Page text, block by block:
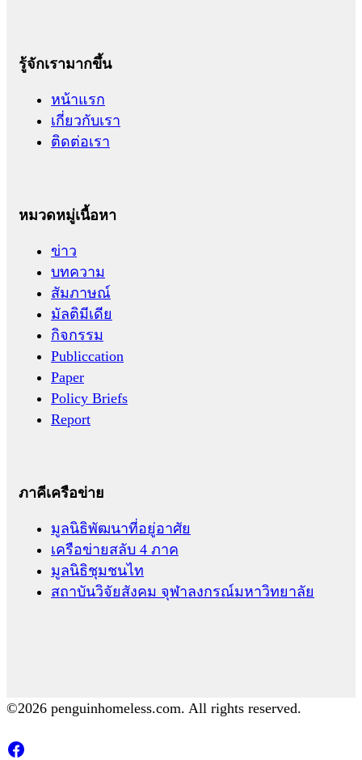
รู้จักเรามากขึ้น
หน้าแรก
เกี่ยวกับเรา
ติดต่อเรา
หมวดหมู่เนื้อหา
ข่าว
บทความ
สัมภาษณ์
มัลติมีเดีย
กิจกรรม
Publiccation
Paper
Policy Briefs
Report
ภาคีเครือข่าย
มูลนิธิพัฒนาที่อยู่อาศัย
เครือข่ายสลับ 4 ภาค
มูลนิธิชุมชนไท
สถาบันวิจัยสังคม จุฬาลงกรณ์มหาวิทยาลัย
©2026 penguinhomeless.com. All rights reserved.